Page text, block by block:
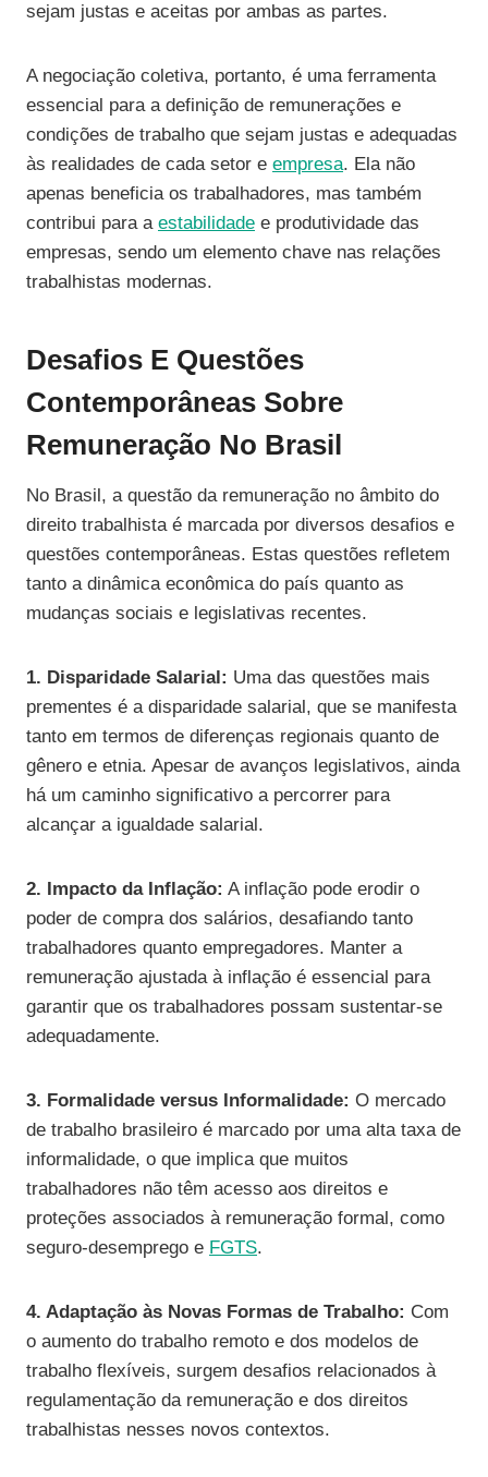
sejam justas e aceitas por ambas as partes.
A negociação coletiva, portanto, é uma ferramenta
essencial para a definição de remunerações e
condições de trabalho que sejam justas e adequadas
às realidades de cada setor e empresa. Ela não
apenas beneficia os trabalhadores, mas também
contribui para a estabilidade e produtividade das
empresas, sendo um elemento chave nas relações
trabalhistas modernas.
Desafios E Questões
Contemporâneas Sobre
Remuneração No Brasil
No Brasil, a questão da remuneração no âmbito do
direito trabalhista é marcada por diversos desafios e
questões contemporâneas. Estas questões refletem
tanto a dinâmica econômica do país quanto as
mudanças sociais e legislativas recentes.
1. Disparidade Salarial: Uma das questões mais
prementes é a disparidade salarial, que se manifesta
tanto em termos de diferenças regionais quanto de
gênero e etnia. Apesar de avanços legislativos, ainda
há um caminho significativo a percorrer para
alcançar a igualdade salarial.
2. Impacto da Inflação: A inflação pode erodir o
poder de compra dos salários, desafiando tanto
trabalhadores quanto empregadores. Manter a
remuneração ajustada à inflação é essencial para
garantir que os trabalhadores possam sustentar-se
adequadamente.
3. Formalidade versus Informalidade: O mercado
de trabalho brasileiro é marcado por uma alta taxa de
informalidade, o que implica que muitos
trabalhadores não têm acesso aos direitos e
proteções associados à remuneração formal, como
seguro-desemprego e FGTS.
4. Adaptação às Novas Formas de Trabalho: Com
o aumento do trabalho remoto e dos modelos de
trabalho flexíveis, surgem desafios relacionados à
regulamentação da remuneração e dos direitos
trabalhistas nesses novos contextos.